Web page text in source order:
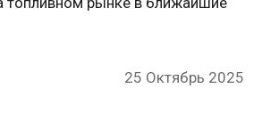
Posted
25 Октябрь 2025